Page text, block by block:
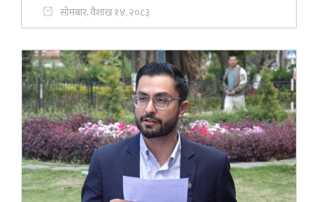
सोमबार, वैशाख १४, २०८३